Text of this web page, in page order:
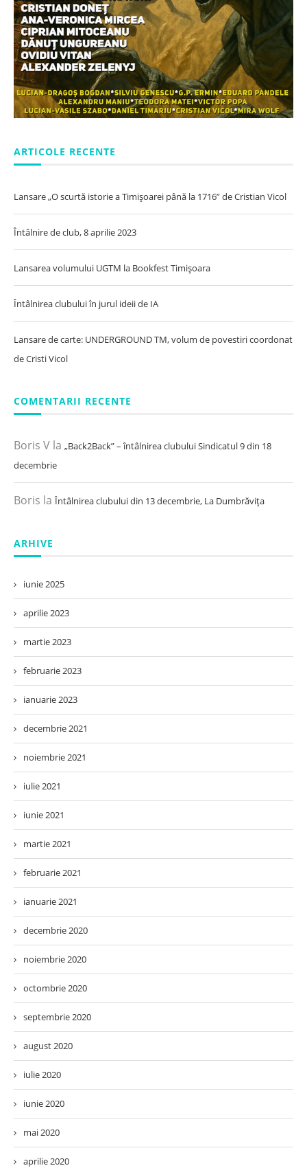
ARTICOLE RECENTE
Lansare „O scurtă istorie a Timișoarei până la 1716” de Cristian Vicol
Întâlnire de club, 8 aprilie 2023
Lansarea volumului UGTM la Bookfest Timișoara
Întâlnirea clubului în jurul ideii de IA
Lansare de carte: UNDERGROUND TM, volum de povestiri coordonat
de Cristi Vicol
COMENTARII RECENTE
Boris V la „Back2Back” – întâlnirea clubului Sindicatul 9 din 18
decembrie
Boris laÎntâlnirea clubului din 13 decembrie, La Dumbrăvița
ARHIVE
iunie 2025
aprilie 2023
martie 2023
februarie 2023
ianuarie 2023
decembrie 2021
noiembrie 2021
iulie 2021
iunie 2021
martie 2021
februarie 2021
ianuarie 2021
decembrie 2020
noiembrie 2020
octombrie 2020
septembrie 2020
august 2020
iulie 2020
iunie 2020
mai 2020
aprilie 2020